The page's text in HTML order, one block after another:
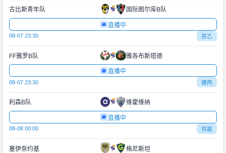
古比斯青年队 国际图尔库B队
直播中
08-07 23:30 芬乙
FF雅罗B队 雅各布斯塔德
直播中
08-07 23:30 捷丙
利森B队 维霍维纳
直播中
08-08 00:00 芬超
塞伊奈约基 格尼斯坦